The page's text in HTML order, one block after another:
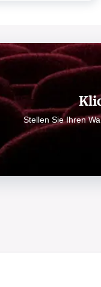
Stellen Sie Ihren